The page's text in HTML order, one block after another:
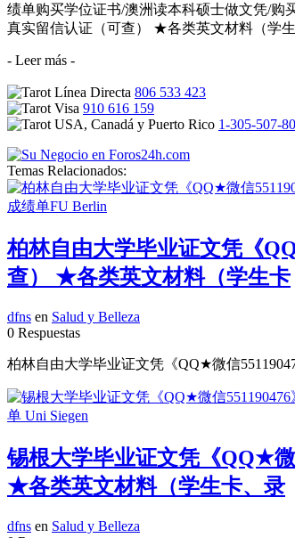
绩单购买学位证书/澳洲读本科硕士做文凭/
真实留信认证（可查） ★各类英文材料（学
- Leer más -
806 533 423
910 616 159
1-305-507-
Temas Relacionados:
柏林自由大学毕业证文凭《
查） ★各类英文材料（学生卡
dfns en Salud y Belleza
0 Respuestas
柏林自由大学毕业证文凭《QQ★微信
锡根大学毕业证文凭《QQ★
★各类英文材料（学生卡、录
dfns en Salud y Belleza